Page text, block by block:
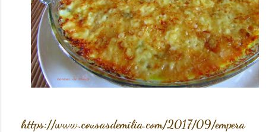
https://www.cousasdemilia.com/2017/09/empera